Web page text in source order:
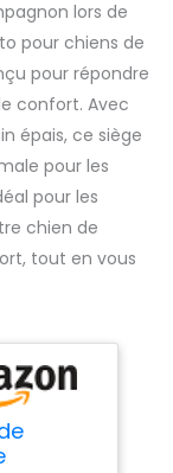
lors de
pour chiens de
pour répondre
confort. Avec
épais, ce siège
pour les
pour les
chien de
tout en vous